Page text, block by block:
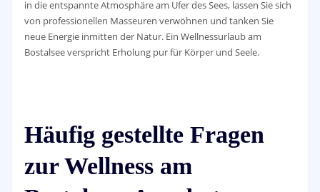
in die entspannte Atmosphäre am Ufer des Sees, lassen Sie sich
von professionellen Masseuren verwöhnen und tanken Sie
neue Energie inmitten der Natur. Ein Wellnessurlaub am
Bostalsee verspricht Erholung pur für Körper und Seele.
Häufig gestellte Fragen
zur Wellness am